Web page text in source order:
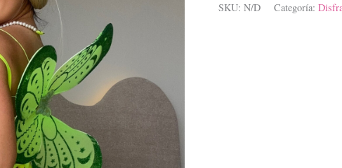
SKU: N/D Categoría: